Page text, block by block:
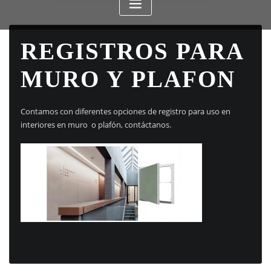
REGISTROS PARA
MURO Y PLAFON
Contamos con diferentes opciones de registro para uso en
interiores en muro o plafón, contáctanos.